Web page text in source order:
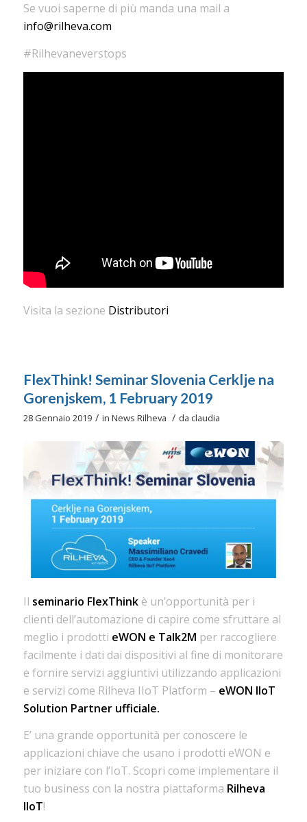
Se vuoi saperne di più manda una mail a
info@rilheva.com
#Rilhevaneverstops
Visita la sezione Distributori
FlexThink! Seminar Slovenia Cerklje na
Gorenjskem, 1 February 2019
28 Gennaio 2019 / in News Rilheva / da claudia
Il seminario FlexThinkè un’opportunità per i
clienti dell’automazione di capire come sfruttare al
meglio i prodotti eWON e Talk2M per raccogliere
facilmente i dati dai dispositivi al fine di monitorare
e fornire servizi aggiuntivi utilizzando applicazioni
e servizi come Rilheva IIoT Platform – eWON IIoT
Solution Partner ufficiale.
E’ una grande opportunità per conoscere le
applicazioni chiave che usano i prodotti eWON e
per iniziare con l’IoT. Scopri come implementare il
tuo business con la nostra piattaforma Rilheva
IIoT!